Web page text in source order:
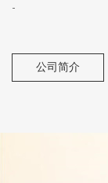
-
公司简介